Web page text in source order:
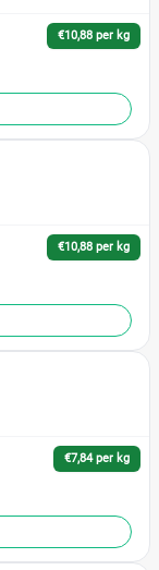
€10,88 per kg
€10,88 per kg
€7,84 per kg